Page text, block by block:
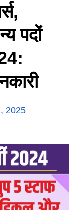
पदों
2025